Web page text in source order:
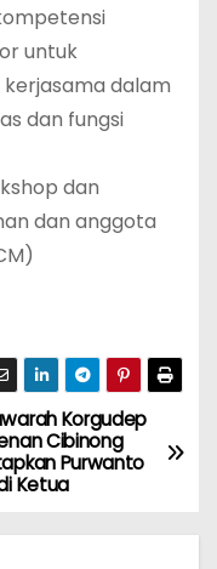
untuk
dalam
dan fungsi
dan
dan anggota
Korgudep
Cibinong
Purwanto
Ketua